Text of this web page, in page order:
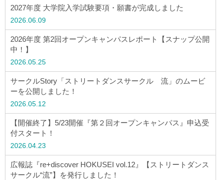
〒004-8631 北海道札幌市厚別区大谷地西2-3-1
Tel：011-891-2731（代表）
サイトマップ
© Copyright
All rights reserved.
2027年度 大学院入学試験要項・願書が完成しました
2026.06.09
2026年度 第2回オープンキャンパスレポート【スナップ公開
中！】
2026.05.25
サークルStory「ストリートダンスサークル 流」のムービ
ーを公開しました！
2026.05.12
【開催終了】5/23開催『第２回オープンキャンパス』申込受
付スタート！
2026.04.23
広報誌『re+discover HOKUSEI vol.12』【ストリートダンス
サークル“流”】を発行しました！